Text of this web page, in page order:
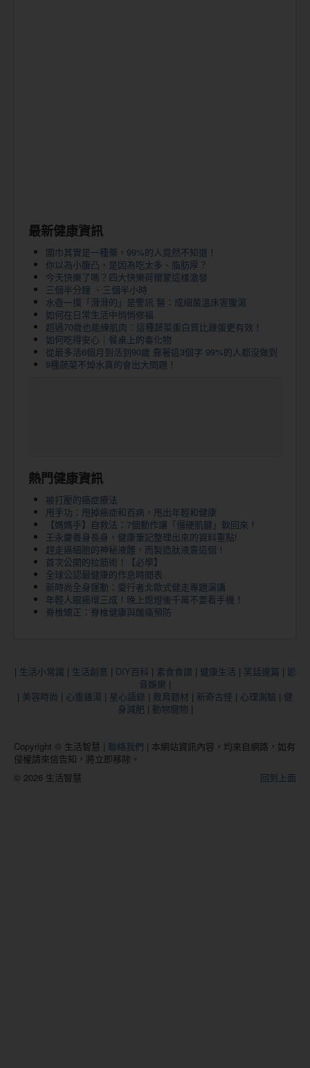
最新健康資訊
圍巾其實是一種藥，99%的人竟然不知道！
你以為小腹凸，是因為吃太多、脂肪厚？
今天快樂了嗎？四大快樂荷爾蒙這樣激發
三個半分鐘 、三個半小時
水壺一摸「滑滑的」是警訊 醫：成細菌溫床害腹瀉
如何在日常生活中悄悄修福
超過70歲也能練肌肉：這種蔬菜蛋白質比雞蛋更有效！
如何吃得安心｜餐桌上的毒化物
從最多活6個月到活到90歲 靠著這3個字 99%的人都沒做到
9種蔬菜不焯水真的會出大問題！
熱門健康資訊
被打壓的癌症療法
甩手功：甩掉癌症和百病，甩出年輕和健康
【媽媽手】自救法：7個動作讓「僵硬肌腱」軟回來！
王永慶養身長身，健康筆記整理出來的資料重點!
趕走癌細胞的神秘液體，而製造肽液靠這個！
首次公開的拉筋術！【必學】
全球公認最健康的作息時間表
新時尚全身運動：愛行者北歐式健走專題演講
年輕人眼癌增三成！晚上熄燈後千萬不要看手機！
脊椎矯正：脊椎健康與酸痛預防
| 生活小常識 | 生活創意 | DIY百科 | 素食食譜 | 健康生活 | 笑話連篇 | 影
音娛樂 |
| 美容時尚 | 心靈雞湯 | 星心語錄 | 教育題材 | 新奇古怪 | 心理測驗 | 健
身減肥 | 動物寵物 |
Copyright © 生活智慧 | 聯絡我們 | 本網站資訊內容，均來自網路，如有
侵權請來信告知，將立即移除。
回到上面
© 2026 生活智慧